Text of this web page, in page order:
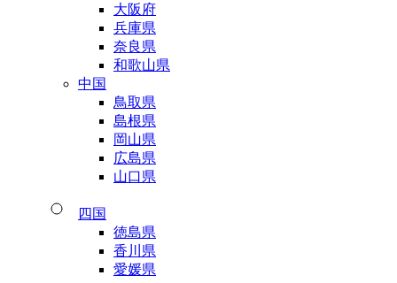
大阪府
兵庫県
奈良県
和歌山県
中国
鳥取県
島根県
岡山県
広島県
山口県
四国
徳島県
香川県
愛媛県